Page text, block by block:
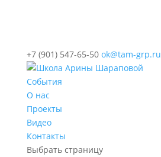
+7 (901) 547-65-50 ok@tam-grp.ru
События
О нас
Проекты
Видео
Контакты
Выбрать страницу